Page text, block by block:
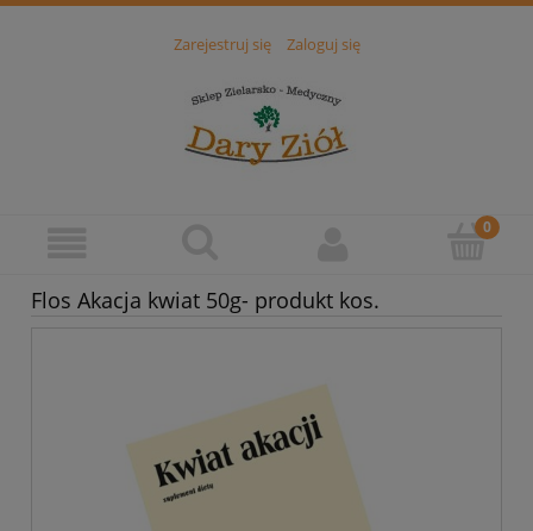
Zarejestruj się Zaloguj się
Flos Akacja kwiat 50g- produkt kos.